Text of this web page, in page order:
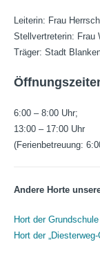
Leiterin: Frau
Stellvertreterin: Frau
Träger: Stadt
6:00 – 8:00 Uhr;
13:00 – 17:00 Uhr
(Ferienbetreuung:
Andere Horte
Hort der Grundschule
Hort der